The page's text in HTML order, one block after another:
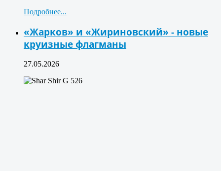
Подробнее...
«Жарков» и «Жириновский» - новые
круизные флагманы
27.05.2026